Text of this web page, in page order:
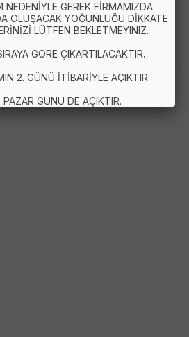
Aparatı
NEDENİYLE GEREK FİRMAMIZDA
OLUŞACAK YOĞUNLUĞU DİKKATE
LÜTFEN BEKLETMEYINIZ.
GÖRE ÇIKARTILACAKTIR.
2. GÜNÜ İTİBARİYLE AÇIKTIR.
GÜNÜ DE AÇIKTIR.